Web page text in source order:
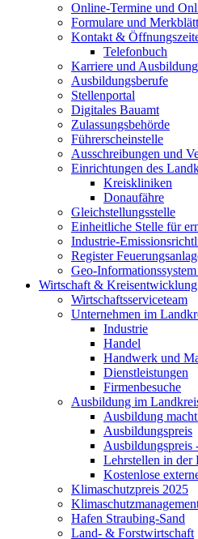
Online-Termine und
Formulare und
Kontakt &
Telefonbuch
Karriere und Ausbildung
Ausbildungsberufe
Stellenportal
Digitales Bauamt
Zulassungsbehörde
Führerscheinstelle
Ausschreibungen und
Einrichtungen des
Kreiskliniken
Donaufähre
Gleichstellungsstelle
Einheitliche Stelle für
Industrie-
Register
Geo-
Wirtschaft & Kreisentwicklung
Wirtschaftsserviceteam
Unternehmen im
Industrie
Handel
Handwerk und
Dienstleistungen
Firmenbesuche
Ausbildung im
Ausbildung
Ausbildungspreis
Ausbildungspreis
Lehrstellen in der
Kostenlose
Klimaschutzpreis 2025
Hafen Straubing-Sand
Land- & Forstwirtschaft